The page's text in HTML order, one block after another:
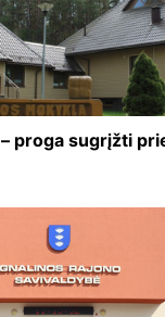
proga sugrįžti